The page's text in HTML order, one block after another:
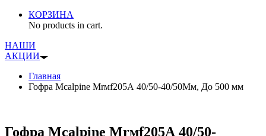
КОРЗИНА
No products in cart.
НАШИ
АКЦИИ
Главная
Гофра Mcalpine Mrмf205А 40/50-40/50Мм, До 500 мм
Гофра Mcalpine Mrмf205А 40/50-